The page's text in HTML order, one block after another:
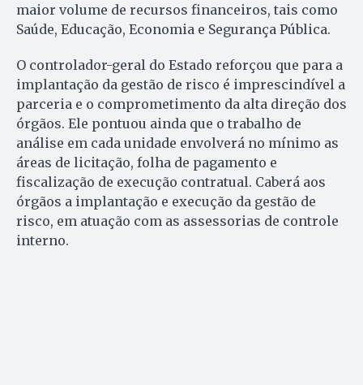
maior volume de recursos financeiros, tais como
Saúde, Educação, Economia e Segurança Pública.
O controlador-geral do Estado reforçou que para a
implantação da gestão de risco é imprescindível a
parceria e o comprometimento da alta direção dos
órgãos. Ele pontuou ainda que o trabalho de
análise em cada unidade envolverá no mínimo as
áreas de licitação, folha de pagamento e
fiscalização de execução contratual. Caberá aos
órgãos a implantação e execução da gestão de
risco, em atuação com as assessorias de controle
interno.